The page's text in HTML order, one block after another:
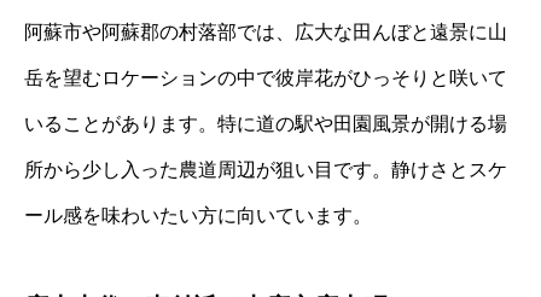
阿蘇市や阿蘇郡の村落部では、広大な田んぼと遠景に山
岳を望むロケーションの中で彼岸花がひっそりと咲いて
いることがあります。特に道の駅や田園風景が開ける場
所から少し入った農道周辺が狙い目です。静けさとスケ
ール感を味わいたい方に向いています。